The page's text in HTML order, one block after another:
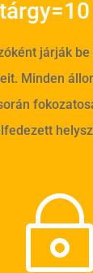
járják
Minden
~